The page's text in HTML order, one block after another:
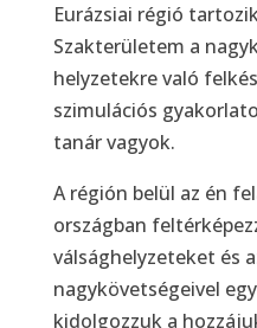
Eurázsiai régió
Szakterületem a
helyzetekre való
szimulációs
tanár vagyok.
A régión belül az én
országban
válsághelyzeteket és
nagykövetségeivel
kidolgozzuk a